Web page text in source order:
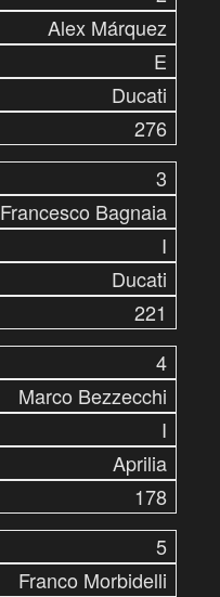
Alex Márquez
E
Ducati
276
3
Francesco Bagnaia
I
Ducati
221
4
Marco Bezzecchi
I
Aprilia
178
5
Franco Morbidelli